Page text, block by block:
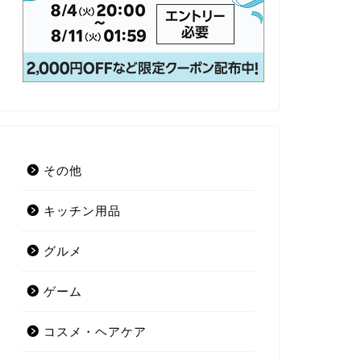
その他
キッチン用品
グルメ
ゲーム
コスメ・ヘアケア